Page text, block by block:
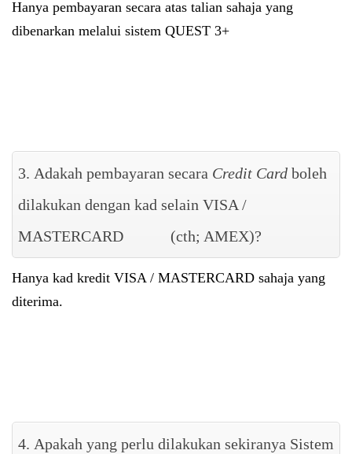
Hanya pembayaran secara atas talian sahaja yang
dibenarkan melalui sistem QUEST 3+
3. Adakah pembayaran secara Credit Card boleh
dilakukan dengan kad selain VISA /
MASTERCARD (cth; AMEX)?
Hanya kad kredit VISA / MASTERCARD sahaja yang
diterima.
4. Apakah yang perlu dilakukan sekiranya Sistem